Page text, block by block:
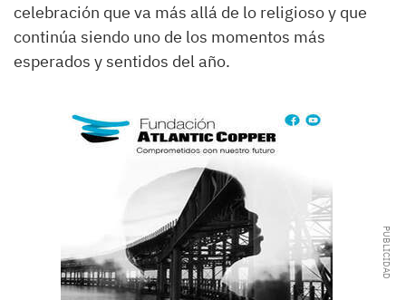
celebración que va más allá de lo religioso y que
continúa siendo uno de los momentos más
esperados y sentidos del año.